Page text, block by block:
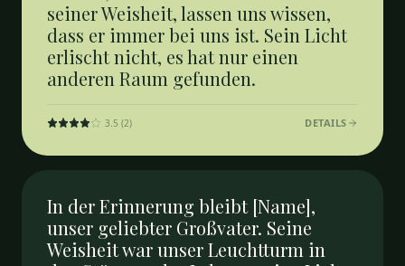
seiner Weisheit, lassen uns wissen,
dass er immer bei uns ist. Sein Licht
erlischt nicht, es hat nur einen
anderen Raum gefunden.
3.5 (2) DETAILS
In der Erinnerung bleibt [Name],
unser geliebter Großvater. Seine
Weisheit war unser Leuchtturm in